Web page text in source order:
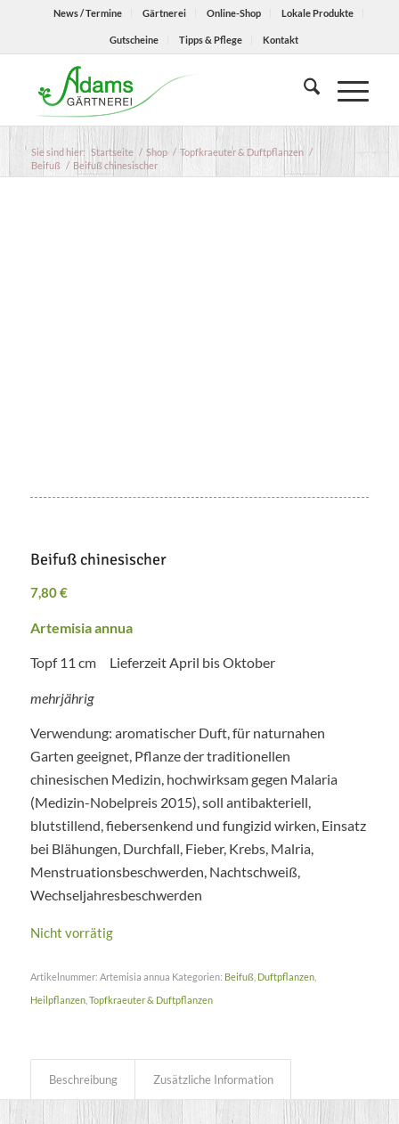
News / Termine Gärtnerei Online-Shop Lokale Produkte
Gutscheine Tipps & Pflege Kontakt
Sie sind hier: Startseite / Shop / Topfkraeuter & Duftpflanzen /
Beifuß / Beifuß chinesischer
Beifuß chinesischer
7,80€
Artemisia annua
Topf 11 cm Lieferzeit April bis Oktober
mehrjährig
Verwendung: aromatischer Duft, für naturnahen
Garten geeignet, Pflanze der traditionellen
chinesischen Medizin, hochwirksam gegen Malaria
(Medizin-Nobelpreis 2015), soll antibakteriell,
blutstillend, fiebersenkend und fungizid wirken, Einsatz
bei Blähungen, Durchfall, Fieber, Krebs, Malria,
Menstruationsbeschwerden, Nachtschweiß,
Wechseljahresbeschwerden
Nicht vorrätig
Artikelnummer: Artemisia annua Kategorien: Beifuß, Duftpflanzen,
Heilpflanzen, Topfkraeuter & Duftpflanzen
Beschreibung Zusätzliche Information